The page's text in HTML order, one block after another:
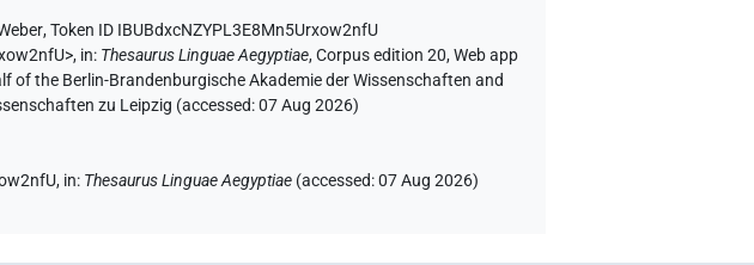
,Token ID IBUBdxcNZYPL3E8Mn5Urxow2nfU
, in: Thesaurus Linguae Aegyptiae,Corpus edition 20, Web app
of the Berlin-Brandenburgische Akademie der Wissenschaften and
zu Leipzig (accessed:07 Aug 2026)
in: Thesaurus Linguae Aegyptiae (accessed:07 Aug 2026)